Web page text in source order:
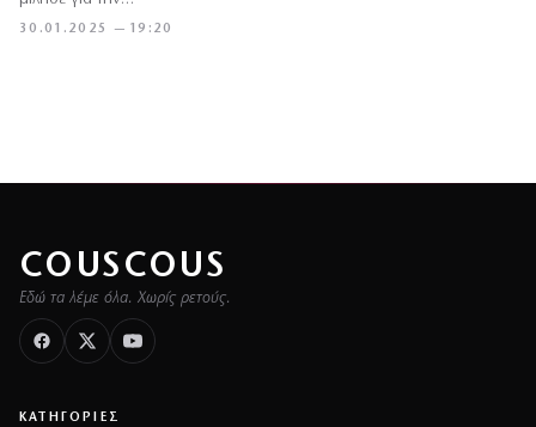
30.01.2025 — 19:20
COUSCOUS
Εδώ τα λέμε όλα. Χωρίς ρετούς.
ΚΑΤΗΓΟΡΙΕΣ